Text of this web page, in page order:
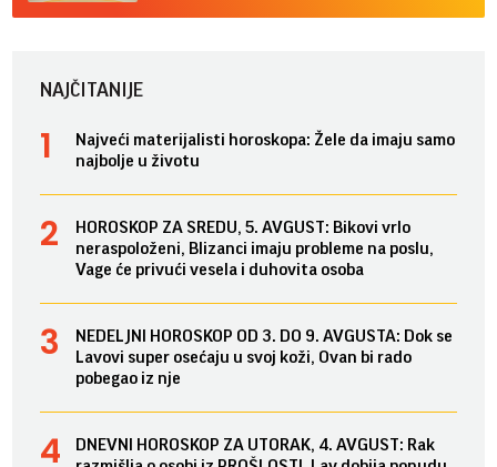
NAJČITANIJE
Najveći materijalisti horoskopa: Žele da imaju samo
najbolje u životu
HOROSKOP ZA SREDU, 5. AVGUST: Bikovi vrlo
neraspoloženi, Blizanci imaju probleme na poslu,
Vage će privući vesela i duhovita osoba
NEDELJNI HOROSKOP OD 3. DO 9. AVGUSTA: Dok se
Lavovi super osećaju u svoj koži, Ovan bi rado
pobegao iz nje
DNEVNI HOROSKOP ZA UTORAK, 4. AVGUST: Rak